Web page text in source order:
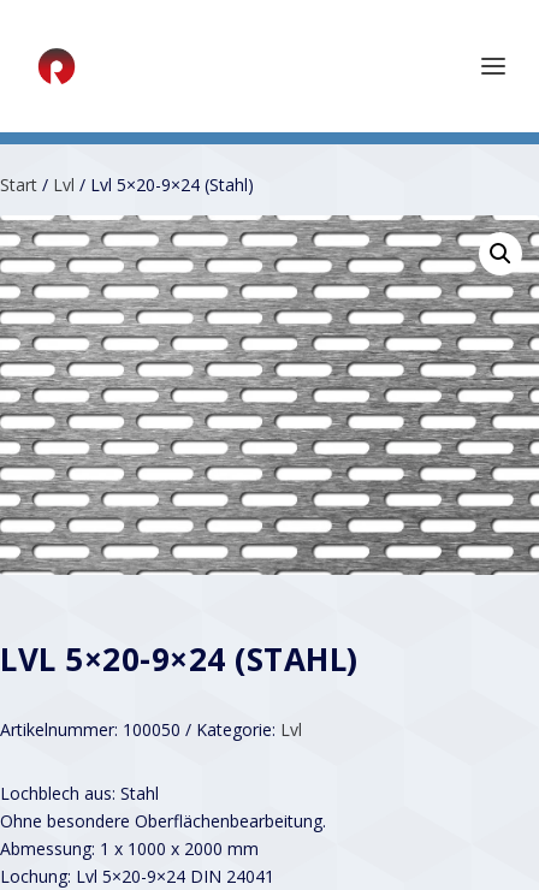
Start / Lvl / Lvl 5×20-9×24 (Stahl)
LVL 5×20-9×24 (STAHL)
Artikelnummer: 100050 Kategorie: Lvl
Lochblech aus: Stahl
Ohne besondere Oberflächenbearbeitung.
Abmessung: 1 x 1000 x 2000 mm
Lochung: Lvl 5×20-9×24 DIN 24041